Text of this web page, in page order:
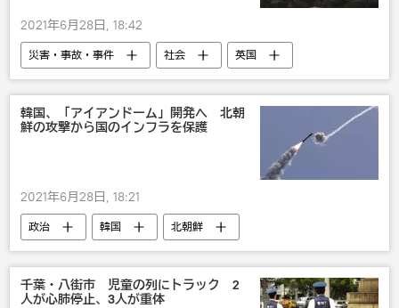
2021年6月28日, 18:42
災害・事故・事件 社会 英国
韓国、「アイアンドーム」開発へ 北朝
鮮の攻撃から国のインフラを保護
2021年6月28日, 18:21
政治 韓国 北朝鮮
千葉・八街市 児童の列にトラック 2
人が心肺停止、3人が重体